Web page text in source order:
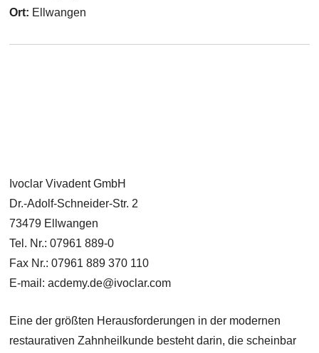
Ort: Ellwangen
Ivoclar Vivadent GmbH
Dr.-Adolf-Schneider-Str. 2
73479 Ellwangen
Tel. Nr.: 07961 889-0
Fax Nr.: 07961 889 370 110
E-mail: acdemy.de@ivoclar.com
Eine der größten Herausforderungen in der modernen
restaurativen Zahnheilkunde besteht darin, die scheinbar